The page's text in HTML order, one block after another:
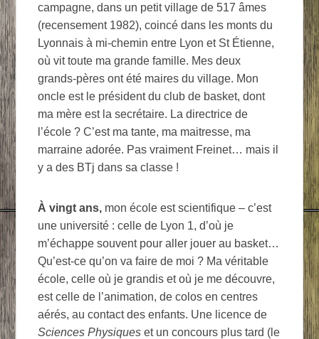
campagne, dans un petit village de 517 âmes
(recensement 1982), coincé dans les monts du
Lyonnais à mi-chemin entre Lyon et St Étienne,
où vit toute ma grande famille. Mes deux
grands-pères ont été maires du village. Mon
oncle est le président du club de basket, dont
ma mère est la secrétaire. La directrice de
l’école ? C’est ma tante, ma maitresse, ma
marraine adorée. Pas vraiment Freinet… mais il
y a des BTj dans sa classe !
À vingt ans, mon école est scientifique – c’est
une université : celle de Lyon 1, d’où je
m’échappe souvent pour aller jouer au basket…
Qu’est-ce qu’on va faire de moi ? Ma véritable
école, celle où je grandis et où je me découvre,
est celle de l’animation, de colos en centres
aérés, au contact des enfants. Une licence de
Sciences Physiques et un concours plus tard (le